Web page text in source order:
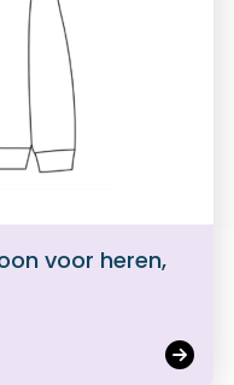
voor heren,